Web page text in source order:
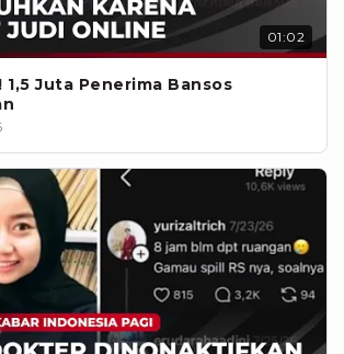
01:02
Juta Penerima Bansos